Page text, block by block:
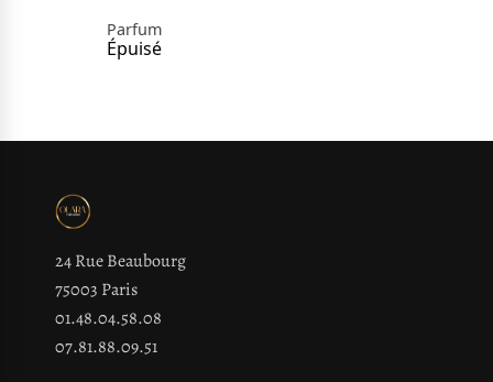
Parfum
Épuisé
24 Rue Beaubourg
75003 Paris
01.48.04.58.08
07.81.88.09.51